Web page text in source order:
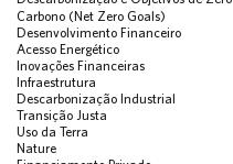
Carbono (Net Zero Goals)
Desenvolvimento Financeiro
Acesso Energético
Inovações Financeiras
Infraestrutura
Descarbonização Industrial
Transição Justa
Uso da Terra
Nature